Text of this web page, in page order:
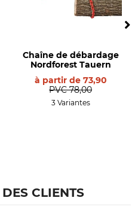
Chaîne de débardage
Nordforest Tauern
à partir de 73,90
PVC 78,00
3 Variantes
CLIENTS